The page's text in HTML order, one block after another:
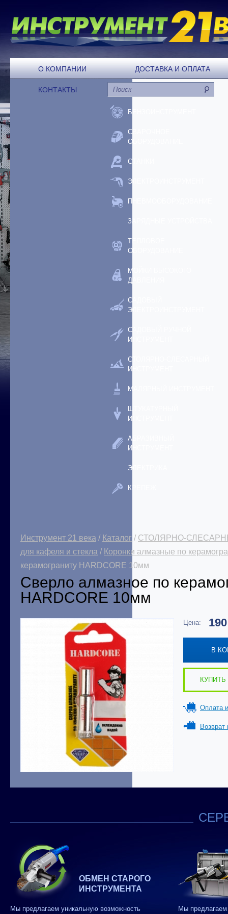
О КОМПАНИИ ДОСТАВКА И ОПЛАТА
КОНТАКТЫ
БЕНЗОИНСТРУМЕНТ
СВАРОЧНОЕ
ОБОРУДОВАНИЕ
СТАНКИ
ЭЛЕКТРОИНСТРУМЕНТ
ПНЕВМООБОРУДОВАНИЕ
ЗАРЯДНЫЕ УСТРОЙСТВА
ТЕПЛОВОЕ
ОБОРУДОВАНИЕ
МОЙКИ ВЫСОКОГО
ДАВЛЕНИЯ
САДОВЫЙ
ЭЛЕКТРОИНСТРУМЕНТ
САДОВЫЙ РУЧНОЙ
ИНСТРУМЕНТ
СТОЛЯРНО-СЛЕСАРНЫЙ
ИНСТРУМЕНТ
МАЛЯРНЫЙ ИНСТРУМЕНТ
ШТУКАТУРНЫЙ
ИНСТРУМЕНТ
АБРАЗИВНЫЙ
ИНСТРУМЕНТ
ЭЛЕКТРИКА
КРЕПЕЖ
Инструмент 21 века / Каталог / СТОЛЯРНО-
для кафеля и стекла / Коронки алмазные по
керамограниту HARDCORE 10мм
Сверло алмазное по
HARDCORE 10мм
Цена:
В
КУПИТЬ
Оплата
Возврат
ОБМЕН СТАРОГО
ИНСТРУМЕНТА
Мы предлагаем уникальную возможность Мы